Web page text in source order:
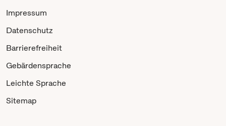
Impressum
Datenschutz
Barrierefreiheit
Gebärdensprache
Leichte Sprache
Sitemap